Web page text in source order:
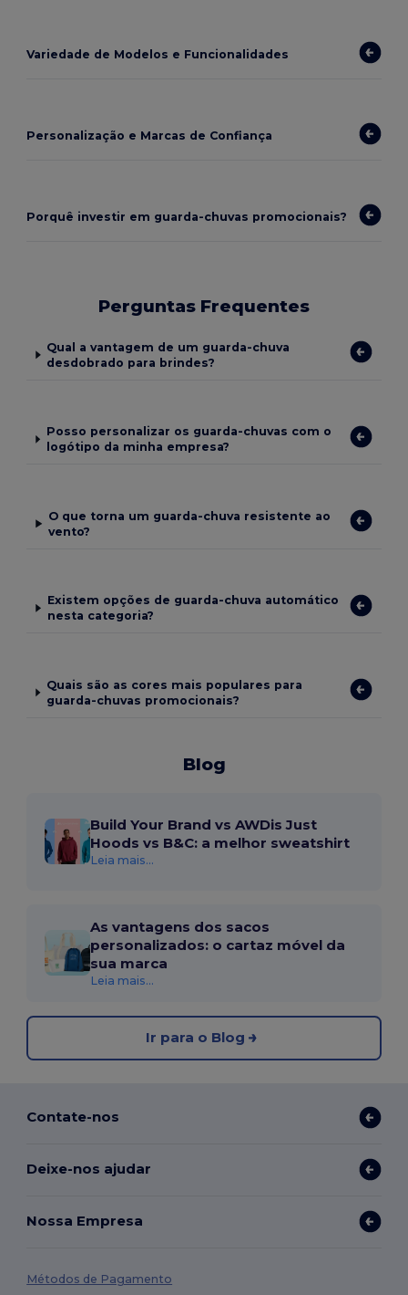
Variedade de Modelos e Funcionalidades
Personalização e Marcas de Confiança
Porquê investir em guarda-chuvas promocionais?
Perguntas Frequentes
Qual a vantagem de um guarda-chuva
desdobrado para brindes?
Posso personalizar os guarda-chuvas com o
logótipo da minha empresa?
O que torna um guarda-chuva resistente ao
vento?
Existem opções de guarda-chuva automático
nesta categoria?
Quais são as cores mais populares para
guarda-chuvas promocionais?
Blog
Build Your Brand vs AWDis Just
Hoods vs B&C: a melhor sweatshirt
Leia mais...
As vantagens dos sacos
personalizados: o cartaz móvel da
sua marca
Leia mais...
Ir para o Blog
Contate-nos
Deixe-nos ajudar
Nossa Empresa
Métodos de Pagamento